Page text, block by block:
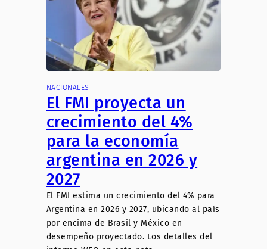
NACIONALES
El FMI proyecta un
crecimiento del 4%
para la economía
argentina en 2026 y
2027
El FMI estima un crecimiento del 4% para
Argentina en 2026 y 2027, ubicando al país
por encima de Brasil y México en
desempeño proyectado. Los detalles del